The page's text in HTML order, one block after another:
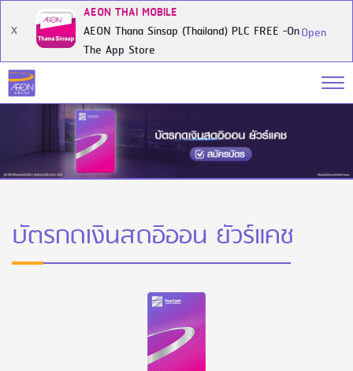
X
AEON THAI MOBILE
AEON Thana Sinsap (Thailand) PLC FREE -On
The App Store
Open
บัตรกดเงินสดอิออน ยัวร์แคช